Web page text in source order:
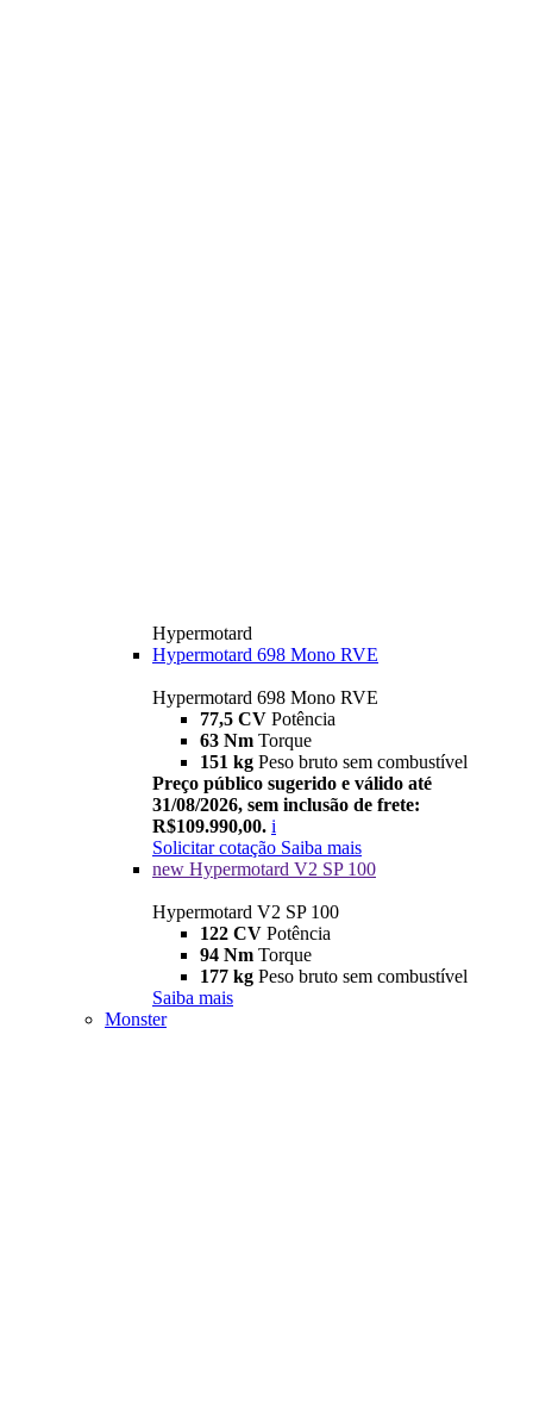
Hypermotard
Hypermotard 698 Mono RVE
Hypermotard 698 Mono RVE
77,5 CV Potência
63 Nm Torque
151 kg Peso bruto sem combustível
Preço público sugerido e válido até
31/08/2026, sem inclusão de frete:
R$109.990,00. i
Solicitar cotação Saiba mais
new Hypermotard V2 SP 100
Hypermotard V2 SP 100
122 CV Potência
94 Nm Torque
177 kg Peso bruto sem combustível
Saiba mais
Monster